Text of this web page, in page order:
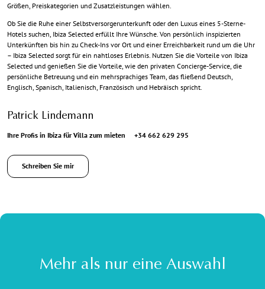
Größen, Preiskategorien und Zusatzleistungen wählen.
Ob Sie die Ruhe einer Selbstversorgerunterkunft oder den Luxus eines 5-Sterne-
Hotels suchen, Ibiza Selected erfüllt Ihre Wünsche. Von persönlich inspizierten
Unterkünften bis hin zu Check-Ins vor Ort und einer Erreichbarkeit rund um die Uhr
– Ibiza Selected sorgt für ein nahtloses Erlebnis. Nutzen Sie die Vorteile von Ibiza
Selected und genießen Sie die Vorteile, wie den privaten Concierge-Service, die
persönliche Betreuung und ein mehrsprachiges Team, das fließend Deutsch,
Englisch, Spanisch, Italienisch, Französisch und Hebräisch spricht.
Patrick Lindemann
Ihre Profis in Ibiza für Villa zum mieten +34 662 629 295
Schreiben Sie mir
Mehr als nur eine Auswahl